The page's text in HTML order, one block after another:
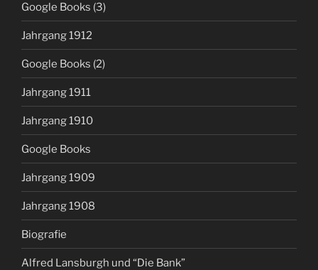
Google Books (3)
Jahrgang 1912
Google Books (2)
Jahrgang 1911
Jahrgang 1910
Google Books
Jahrgang 1909
Jahrgang 1908
Biografie
Alfred Lansburgh und “Die Bank”